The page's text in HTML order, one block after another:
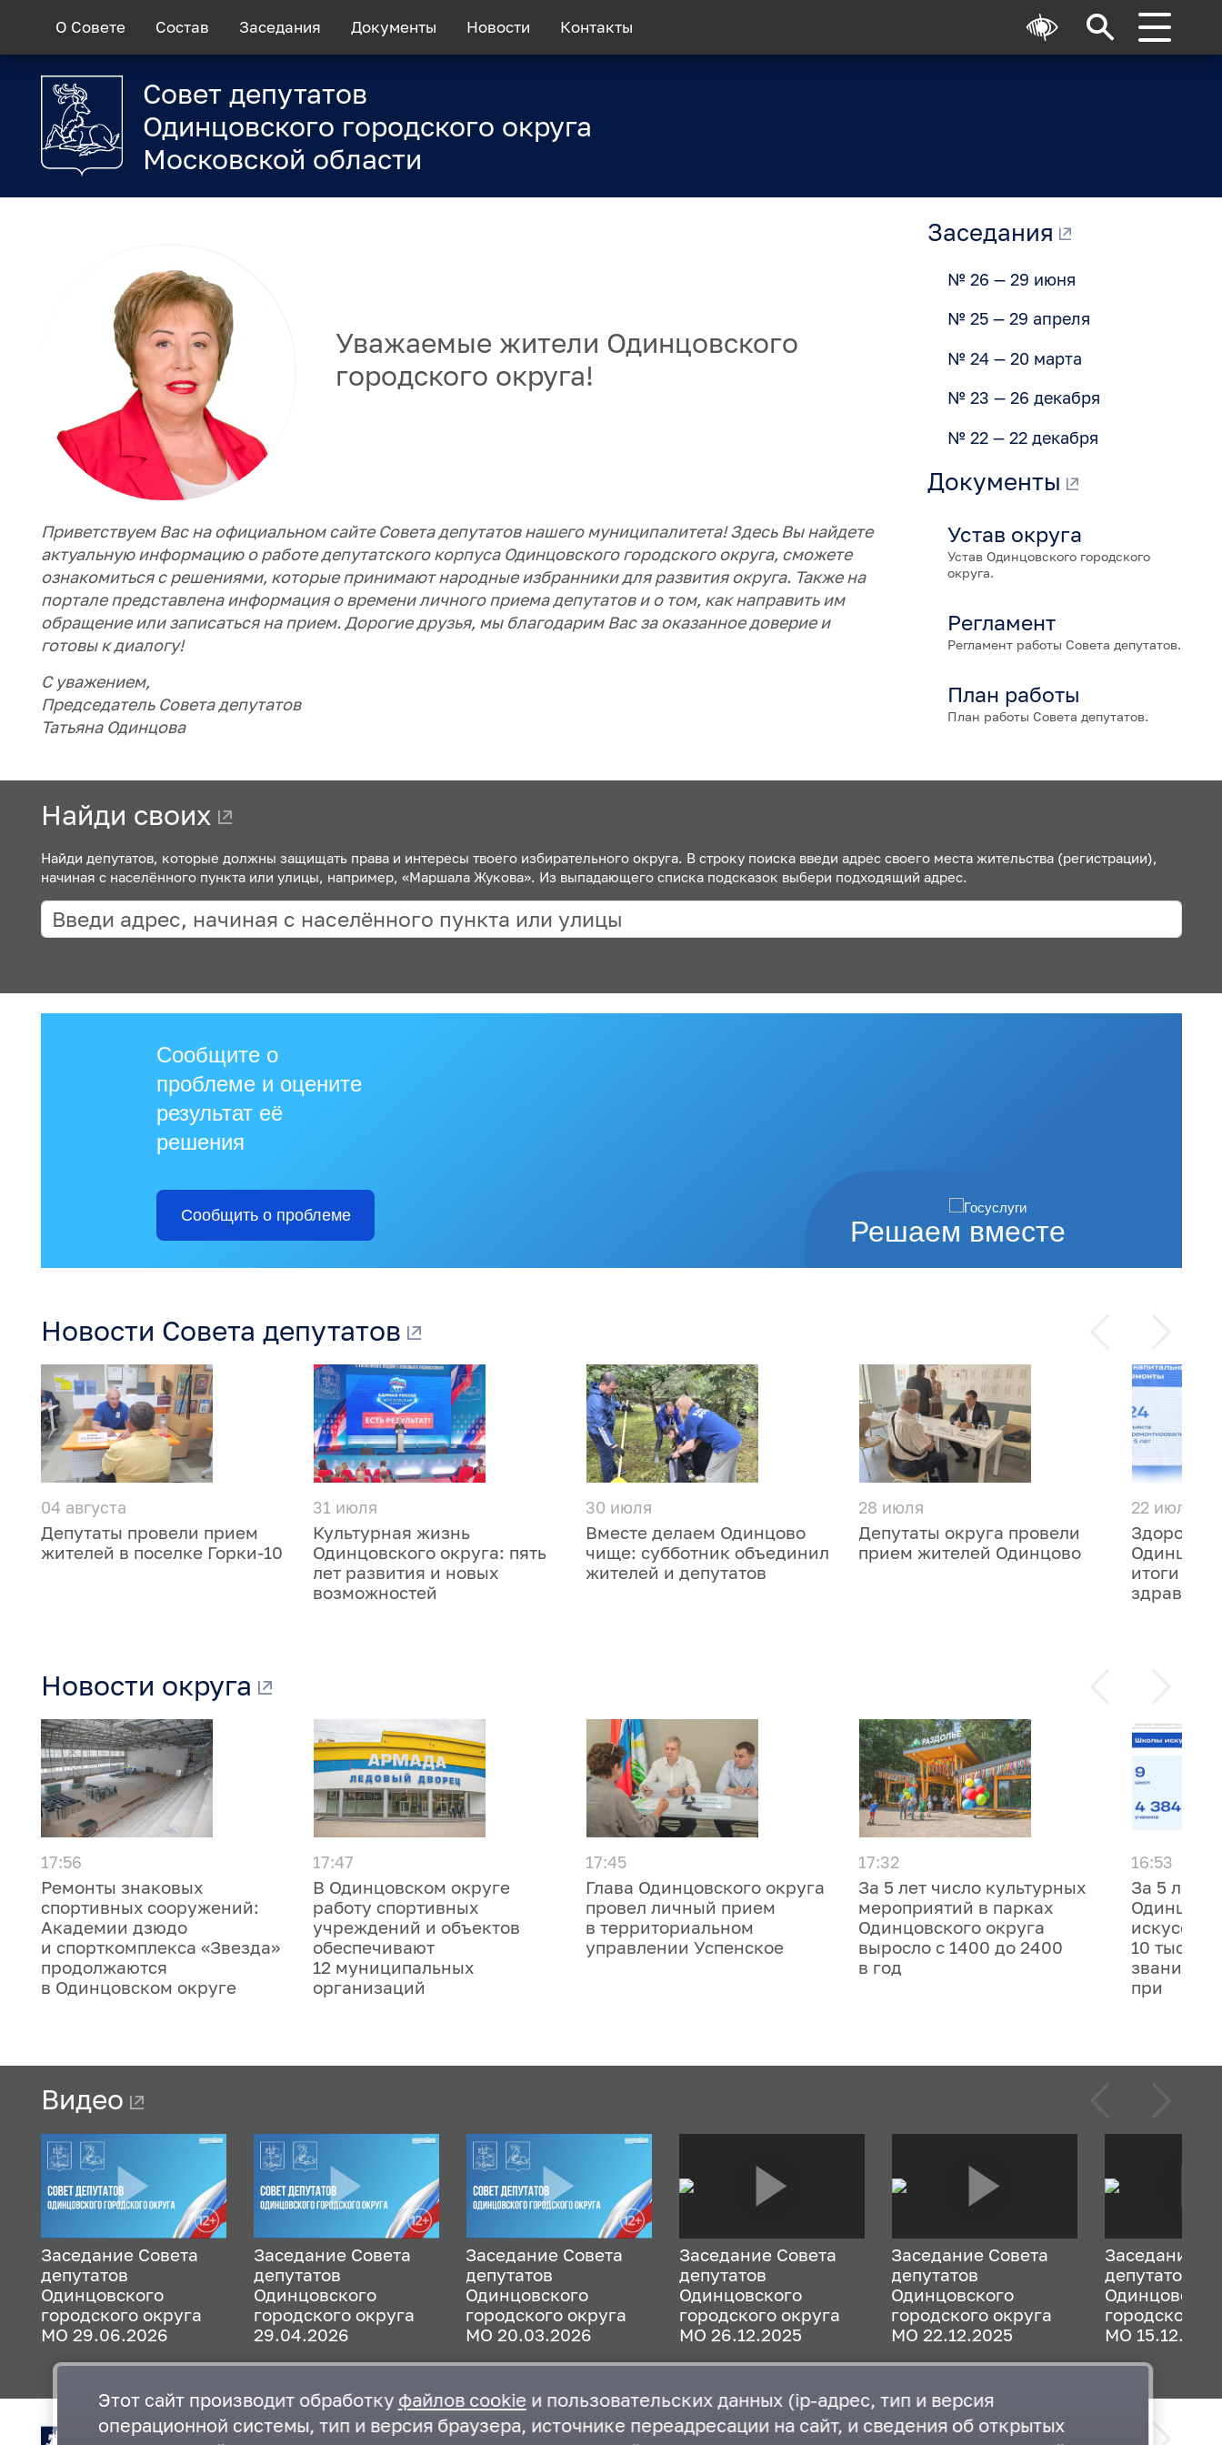
О Совете Состав Заседания Документы Новости Контакты
Совет депутатов
Одинцовского городского округа
Московской области
Уважаемые жители Одинцовского
городского округа!
Приветствуем Вас на официальном сайте Совета депутатов нашего муниципалитета! Здесь Вы найдете
актуальную информацию о работе депутатского корпуса Одинцовского городского округа, сможете
ознакомиться с решениями, которые принимают народные избранники для развития округа. Также на
портале представлена информация о времени личного приема депутатов и о том, как направить им
обращение или записаться на прием. Дорогие друзья, мы благодарим Вас за оказанное доверие и
готовы к диалогу!
С уважением,
Председатель Совета депутатов
Татьяна Одинцова
Заседания
№ 26 — 29 июня
№ 25 — 29 апреля
№ 24 — 20 марта
№ 23 — 26 декабря
№ 22 — 22 декабря
Документы
Устав округа
Устав Одинцовского городского
округа.
Регламент
Регламент работы Совета депутатов.
План работы
План работы Совета депутатов.
Найди своих
Найди депутатов, которые должны защищать права и интересы твоего избирательного округа. В строку поиска введи адрес своего места жительства (регистрации),
начиная с населённого пункта или улицы, например, «Маршала Жукова». Из выпадающего списка подсказок выбери подходящий адрес.
Решаем вместе
Сообщите о
проблеме и оцените
результат её
решения
Сообщить о проблеме
Новости Совета депутатов
04 августа
Депутаты провели прием
жителей в поселке Горки-10
31 июля
Культурная жизнь
Одинцовского округа: пять
лет развития и новых
возможностей
30 июля
Вместе делаем Одинцово
чище: субботник объединил
жителей и депутатов
28 июля
Депутаты округа провели
прием жителей Одинцово
22 июля
Здоровье
итоги
Новости округа
17:56
Ремонты знаковых
спортивных сооружений:
Академии дзюдо
и спорткомплекса «Звезда»
продолжаются
в Одинцовском округе
17:47
В Одинцовском округе
работу спортивных
учреждений и объектов
обеспечивают
12 муниципальных
организаций
17:45
Глава Одинцовского округа
провел личный прием
в территориальном
управлении Успенское
17:32
За 5 лет число культурных
мероприятий в парках
Одинцовского округа
выросло с 1400 до 2400
в год
16:53
За 5 лет
10 тысяч
званий и
при
Видео
Заседание Совета
депутатов
Одинцовского
городского округа
МО 29.06.2026
Заседание Совета
депутатов
Одинцовского
городского округа
29.04.2026
Заседание Совета
депутатов
Одинцовского
городского округа
МО 20.03.2026
Заседание Совета
депутатов
Одинцовского
городского округа
МО 26.12.2025
Заседание Совета
депутатов
Одинцовского
городского округа
МО 22.12.2025
Заседание
депутатов
городского
МО
Многофункциональный центр
Органы опеки и попечительства
Образование в Одинцовском
Этот сайт производит обработку файлов cookieи пользовательских данных (ip-адрес, тип и версия
операционной системы, тип и версия браузера, источнике переадресации на сайт, и сведения об открытых